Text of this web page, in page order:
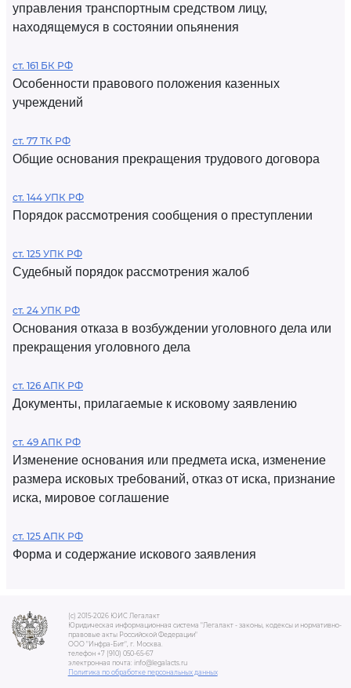
управления транспортным средством лицу,
находящемуся в состоянии опьянения
ст. 161 БК РФ
Особенности правового положения казенных
учреждений
ст. 77 ТК РФ
Общие основания прекращения трудового договора
ст. 144 УПК РФ
Порядок рассмотрения сообщения о преступлении
ст. 125 УПК РФ
Судебный порядок рассмотрения жалоб
ст. 24 УПК РФ
Основания отказа в возбуждении уголовного дела или
прекращения уголовного дела
ст. 126 АПК РФ
Документы, прилагаемые к исковому заявлению
ст. 49 АПК РФ
Изменение основания или предмета иска, изменение
размера исковых требований, отказ от иска, признание
иска, мировое соглашение
ст. 125 АПК РФ
Форма и содержание искового заявления
(c) 2015-2026 ЮИС Легалакт
Юридическая информационная система "Легалакт - законы, кодексы и нормативно-
правовые акты Российской Федерации"
ООО "Инфра-Бит", г. Москва.
телефон +7 (910) 050-65-67
электронная почта: info@legalacts.ru
Политика по обработке персональных данных